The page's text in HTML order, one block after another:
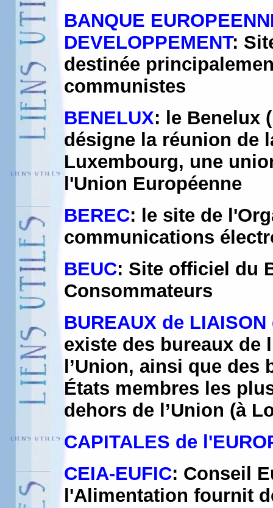
BANQUE
DEVELOPPEMENT:
destinée
communistes
BENELUX: le Benelux
désigne la réunion de
Luxembourg, une
l'Union Européenne
BEREC: le site de
communications
BEUC: Site officiel du
Consommateurs
BUREAUX de
existe des bureaux de
l’Union, ainsi que
États membres les
dehors de l’Union (à
CAPITALES de
CEIA-EUFIC: Conseil
l'Alimentation fournit